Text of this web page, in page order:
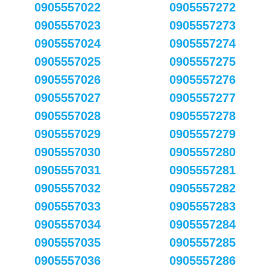
0905557022
0905557023
0905557024
0905557025
0905557026
0905557027
0905557028
0905557029
0905557030
0905557031
0905557032
0905557033
0905557034
0905557035
0905557036
0905557272
0905557273
0905557274
0905557275
0905557276
0905557277
0905557278
0905557279
0905557280
0905557281
0905557282
0905557283
0905557284
0905557285
0905557286